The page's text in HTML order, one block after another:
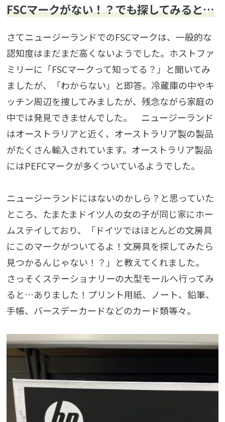
FSCマークがない！？でも探してみると…
さてニュージーランドでのFSCマークは、一般的な
認知度はまだまだ高くないようでした。ホストファ
ミリーに「FSCマークって知ってる？」と聞いてみ
ましたが、「わからない」と即答。冷蔵庫の中やキ
ッチン周辺を捜してみましたが、残念ながら家庭の
中では発見できませんでした。 ニュージーランド
はオーストラリアと近く、オーストラリア製の製品
がたくさん輸入されています。オーストラリア製品
にはPEFCマークが多くついているようでした。
ニュージーランドにはないのかしら？と思っていた
ところ、たまたまドイツ人の女の子が同じ家にホー
ムステイしており、「ドイツではほとんどの文房具
にこのマークがついてるよ！文房具を探してみたら
見つかるんじゃない！？」と教えてくれました。
さっそくステーショナリーの大型モールへ行ってみ
ると…ありました！プリント用紙、ノート、鉛筆、
手帳、バースデーカードなどのカード類等々。